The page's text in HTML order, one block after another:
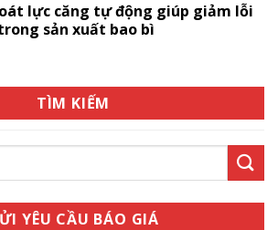
lực căng tự động giúp giảm lỗi
sản xuất bao bì
TÌM KIẾM
YÊU CẦU BÁO GIÁ